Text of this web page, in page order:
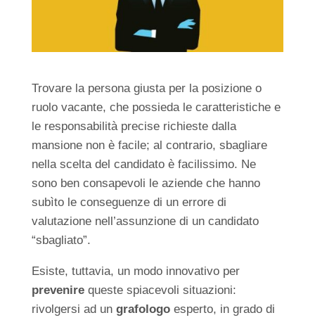
Trovare la persona giusta per la posizione o
ruolo vacante, che possieda le caratteristiche e
le responsabilità precise richieste dalla
mansione non è facile; al contrario, sbagliare
nella scelta del candidato è facilissimo. Ne
sono ben consapevoli le aziende che hanno
subìto le conseguenze di un errore di
valutazione nell’assunzione di un candidato
“sbagliato”.
Esiste, tuttavia, un modo innovativo per
prevenirequeste spiacevoli situazioni:
rivolgersi ad un grafologoesperto, in grado di